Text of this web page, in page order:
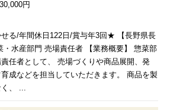
円
る/年間休日122日/賞与年3回★ 【長野県長
・水産部門 売場責任者 【業務概要】 惣菜部
任者として、 売場づくりや商品展開、発
成などを担当していただきます。 商品を製
、 ...